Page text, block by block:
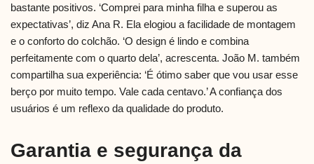
bastante positivos. ‘Comprei para minha filha e superou as
expectativas’, diz Ana R. Ela elogiou a facilidade de montagem
e o conforto do colchão. ‘O design é lindo e combina
perfeitamente com o quarto dela’, acrescenta. João M. também
compartilha sua experiência: ‘É ótimo saber que vou usar esse
berço por muito tempo. Vale cada centavo.’ A confiança dos
usuários é um reflexo da qualidade do produto.
Garantia e segurança da